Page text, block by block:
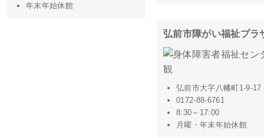
年末年始休館
弘前市障がい福祉プラ
弘前市大字八幡町1-9-17
0172-88-6761
8:30～17:00
月曜・年末年始休館